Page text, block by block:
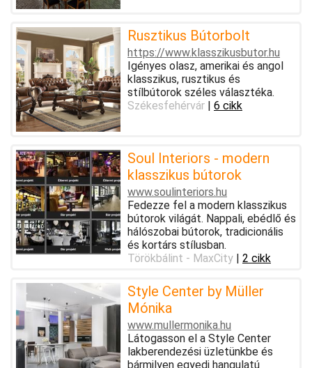
Rusztikus Bútorbolt
https://www.klasszikusbutor.hu
Igényes olasz, amerikai és angol
klasszikus, rusztikus és
stílbútorok széles választéka.
Székesfehérvár | 6 cikk
Soul Interiors - modern
klasszikus bútorok
www.soulinteriors.hu
Fedezze fel a modern klasszikus
bútorok világát. Nappali, ebédlő és
hálószobai bútorok, tradicionális
és kortárs stílusban.
Törökbálint - MaxCity | 2 cikk
Style Center by Müller
Mónika
www.mullermonika.hu
Látogasson el a Style Center
lakberendezési üzletünkbe és
bármilyen egyedi hangulatú